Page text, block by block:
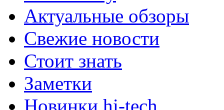
Актуальные обзоры
Свежие новости
Стоит знать
Заметки
Новинки hi-tech